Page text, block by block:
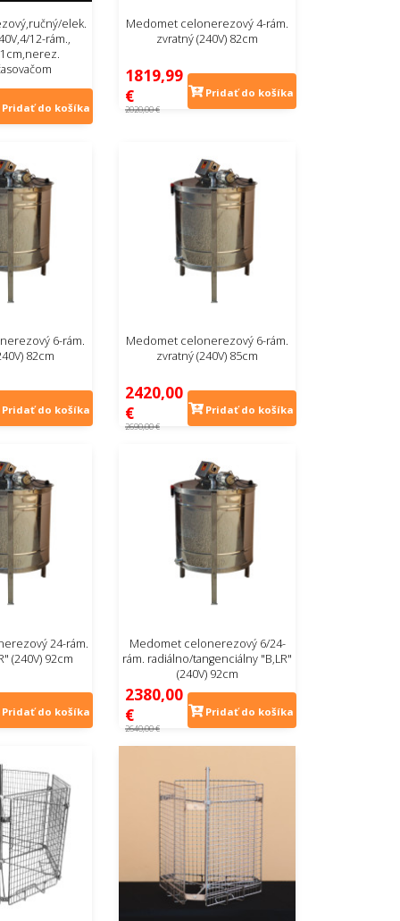
elek.
12-rám.,
Pridať do košíka
Medomet celonerezový 4-rám.
zvratný (240V) 82cm
1819,99
€
2020,00 €
Pridať do košíka
6-rám.
82cm
Pridať do košíka
Medomet celonerezový 6-rám.
zvratný (240V) 85cm
2420,00
€
2690,00 €
Pridať do košíka
24-rám.
(240V) 92cm
Pridať do košíka
Medomet celonerezový 6/24-
rám. radiálno/tangenciálny "B,LR"
(240V) 92cm
2380,00
€
2640,00 €
Pridať do košíka